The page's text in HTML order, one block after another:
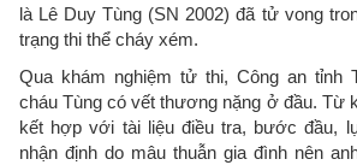
là Lê Duy Tùng (SN 2002) đã tử vong
trạng thi thể cháy xém.
Qua khám nghiệm tử thi, Công an tỉnh
cháu Tùng có vết thương nặng ở đầu. Từ
kết hợp với tài liệu điều tra, bước đầu,
nhận định do mâu thuẫn gia đình nên